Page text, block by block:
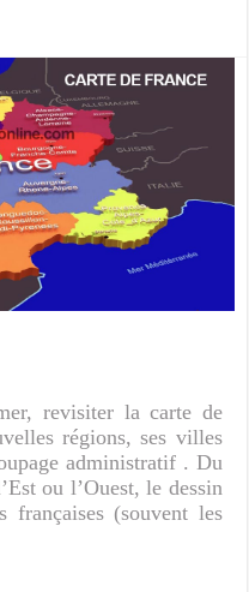
revisiter la carte de
régions, ses villes
administratif . Du
ou l’Ouest, le dessin
françaises (souvent les